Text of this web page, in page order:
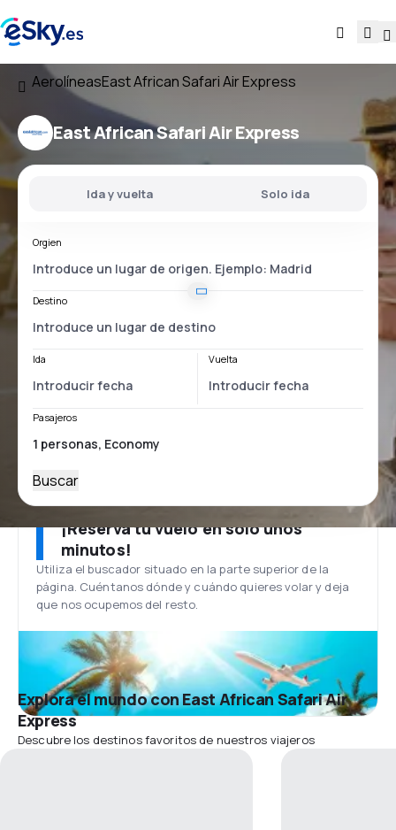
AerolíneasEast African Safari Air Express
East African Safari Air Express
Ida y vuelta Solo ida
Orgien
Destino
Ida Vuelta
Pasajeros
Buscar
¡Reserva tu vuelo en solo unos
minutos!
Utiliza el buscador situado en la parte superior de la
página. Cuéntanos dónde y cuándo quieres volar y deja
que nos ocupemos del resto.
Explora el mundo con East African Safari Air
Express
Descubre los destinos favoritos de nuestros viajeros